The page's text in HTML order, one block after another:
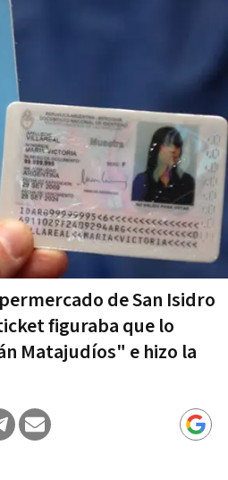
de San Isidro
figuraba que lo
Matajudíos" e hizo la